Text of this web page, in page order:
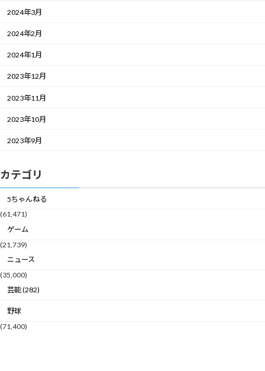
2024年3月
2024年2月
2024年1月
2023年12月
2023年11月
2023年10月
2023年9月
カテゴリ
5ちゃんねる
(61,471)
ゲーム
(21,739)
ニュース
(35,000)
芸能 (282)
野球
(71,400)